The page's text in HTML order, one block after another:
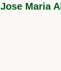
Jose Maria